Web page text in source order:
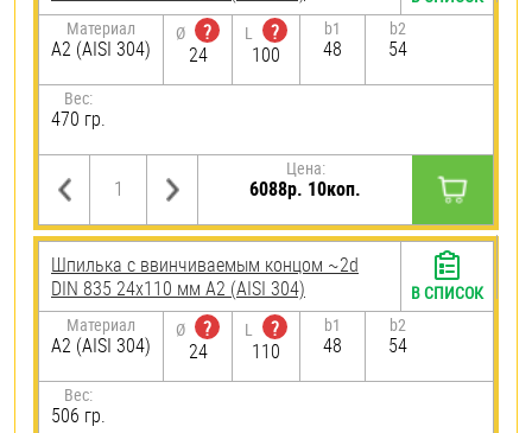
Материал
А2 (AISI 304)
Ø
?
24
L
?
100
b1
48
b2
54
Вес:
470 гр.
Цена:
6088р. 10коп.
Шпилька c ввинчиваемым концом ~2d
DIN 835 24х110 мм А2 (AISI 304)
Материал
А2 (AISI 304)
Ø
?
24
L
?
110
b1
48
b2
54
Вес:
506 гр.
В СПИСОК